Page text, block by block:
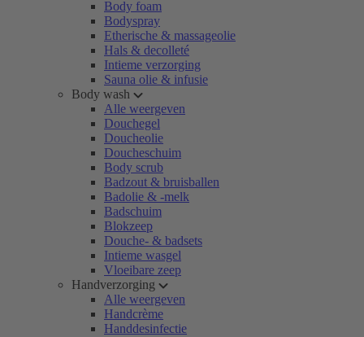
Body foam
Bodyspray
Etherische & massageolie
Hals & decolleté
Intieme verzorging
Sauna olie & infusie
Body wash
Alle weergeven
Douchegel
Doucheolie
Doucheschuim
Body scrub
Badzout & bruisballen
Badolie & -melk
Badschuim
Blokzeep
Douche- & badsets
Intieme wasgel
Vloeibare zeep
Handverzorging
Alle weergeven
Handcrème
Handdesinfectie